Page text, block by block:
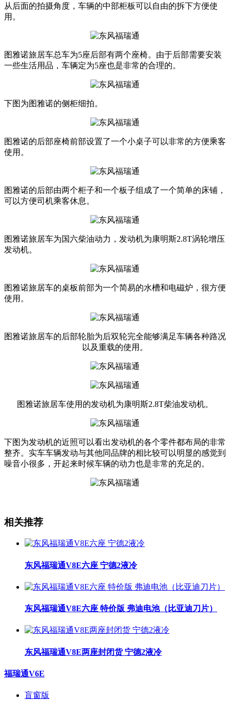
从后面的拍摄角度，车辆的中部柜板可以自由的拆下方便使
用。
图雅诺旅居车总车为5座后部有两个座椅。由于后部需要安装
一些生活用品，车辆定为5座也是非常的合理的。
下图为图雅诺的侧柜细拍。
图雅诺的后部座椅前部设置了一个小桌子可以非常的方便乘客
使用。
图雅诺的后部由两个柜子和一个板子组成了一个简单的床铺，
可以方便司机乘客休息。
图雅诺旅居车为国六柴油动力，发动机为康明斯2.8T涡轮增压
发动机。
图雅诺旅居车的桌板前部为一个简易的水槽和电磁炉，很方便
使用。
图雅诺旅居车的后部轮胎为后双轮完全能够满足车辆各种路况
以及重载的使用。
图雅诺旅居车使用的发动机为康明斯2.8T柴油发动机。
下图为发动机的近照可以看出发动机的各个零件都布局的非常
整齐。实车车辆发动与其他同品牌的相比较可以明显的感觉到
噪音小很多，开起来时候车辆的动力也是非常的充足的。
相关推荐
东风福瑞通V8E六座 宁德2液冷
东风福瑞通V8E六座 特价版 弗迪电池（比亚迪刀片）
东风福瑞通V8E两座封闭货 宁德2液冷
福瑞通V6E
盲窗版